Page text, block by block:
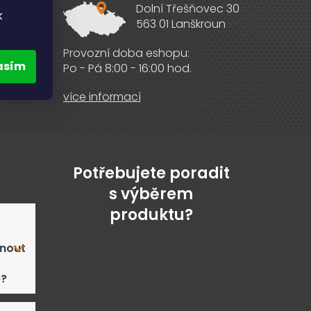
Dolní Třešňovec 30
563 01 Lanškroun
Provozní doba eshopu:
Po - Pá 8:00 - 16:00 hod.
více informací
Potřebujete poradit
s výběrem
produktu?